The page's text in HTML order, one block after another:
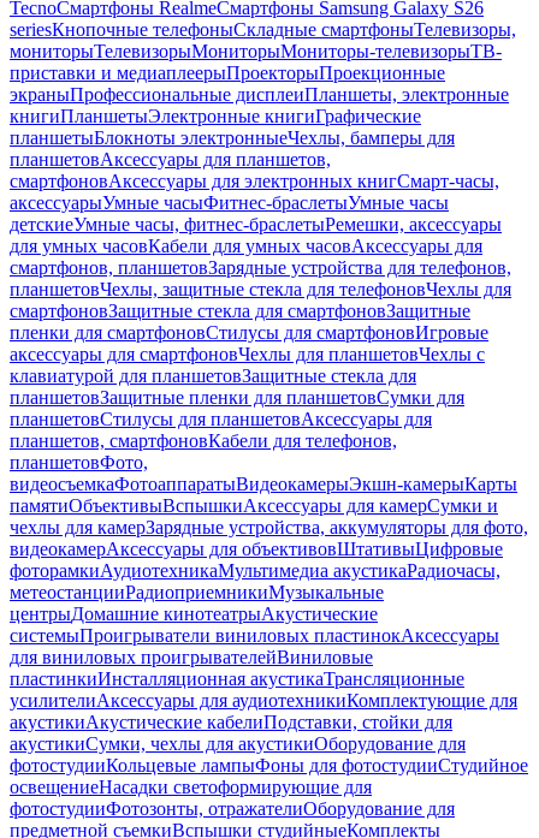
TecnoСмартфоны RealmeСмартфоны Samsung Galaxy S26
seriesКнопочные телефоныСкладные смартфоныТелевизоры,
мониторыТелевизорыМониторыМониторы-телевизорыТВ-
приставки и медиаплеерыПроекторыПроекционные
экраныПрофессиональные дисплеиПланшеты, электронные
книгиПланшетыЭлектронные книгиГрафические
планшетыБлокноты электронныеЧехлы, бамперы для
планшетовАксессуары для планшетов,
смартфоновАксессуары для электронных книгСмарт-часы,
аксессуарыУмные часыФитнес-браслетыУмные часы
детскиеУмные часы, фитнес-браслетыРемешки, аксессуары
для умных часовКабели для умных часовАксессуары для
смартфонов, планшетовЗарядные устройства для телефонов,
планшетовЧехлы, защитные стекла для телефоновЧехлы для
смартфоновЗащитные стекла для смартфоновЗащитные
пленки для смартфоновСтилусы для смартфоновИгровые
аксессуары для смартфоновЧехлы для планшетовЧехлы с
клавиатурой для планшетовЗащитные стекла для
планшетовЗащитные пленки для планшетовСумки для
планшетовСтилусы для планшетовАксессуары для
планшетов, смартфоновКабели для телефонов,
планшетовФото,
видеосъемкаФотоаппаратыВидеокамерыЭкшн-камерыКарты
памятиОбъективыВспышкиАксессуары для камерСумки и
чехлы для камерЗарядные устройства, аккумуляторы для фото,
видеокамерАксессуары для объективовШтативыЦифровые
фоторамкиАудиотехникаМультимедиа акустикаРадиочасы,
метеостанцииРадиоприемникиМузыкальные
центрыДомашние кинотеатрыАкустические
системыПроигрыватели виниловых пластинокАксессуары
для виниловых проигрывателейВиниловые
пластинкиИнсталляционная акустикаТрансляционные
усилителиАксессуары для аудиотехникиКомплектующие для
акустикиАкустические кабелиПодставки, стойки для
акустикиСумки, чехлы для акустикиОборудование для
фотостудииКольцевые лампыФоны для фотостудииСтудийное
освещениеНасадки светоформирующие для
фотостудииФотозонты, отражателиОборудование для
предметной съемкиВспышки студийныеКомплекты